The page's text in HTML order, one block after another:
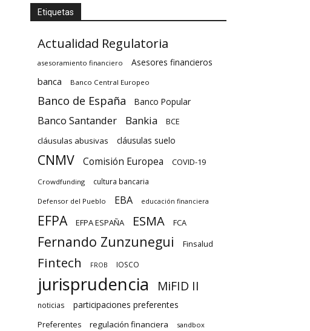
Etiquetas
Actualidad Regulatoria
asesoramiento financiero Asesores financieros
banca Banco Central Europeo
Banco de España Banco Popular
Banco Santander Bankia BCE
cláusulas abusivas cláusulas suelo
CNMV Comisión Europea COVID-19
Crowdfunding cultura bancaria
Defensor del Pueblo EBA educación financiera
EFPA EFPA ESPAÑA ESMA FCA
Fernando Zunzunegui Finsalud
Fintech FROB IOSCO
jurisprudencia MiFID II
noticias participaciones preferentes
Preferentes regulación financiera sandbox